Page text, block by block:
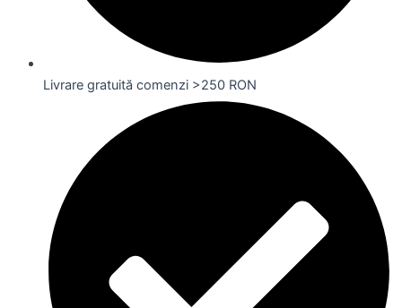
Livrare gratuită comenzi >250 RON